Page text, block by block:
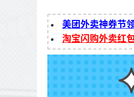
美团外卖神券节
淘宝闪购外卖红